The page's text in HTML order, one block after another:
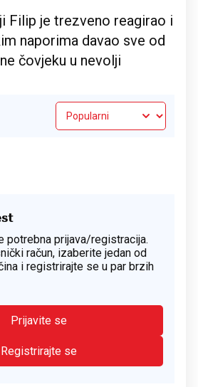
Filip je trezveno reagirao i
naporima davao sve od
čovjeku u nevolji
potrebna prijava/registracija.
račun, izaberite jedan od
i registrirajte se u par brzih
Prijavite se
Registrirajte se